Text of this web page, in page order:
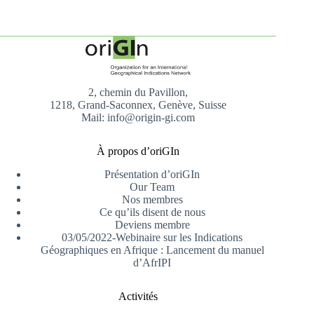
2, chemin du Pavillon,
1218, Grand-Saconnex, Genève, Suisse
Mail: info@origin-gi.com
À propos d’oriGIn
Présentation d’oriGIn
Our Team
Nos membres
Ce qu’ils disent de nous
Deviens membre
03/05/2022-Webinaire sur les Indications
Géographiques en Afrique : Lancement du manuel
d’AfrIPI
Activités